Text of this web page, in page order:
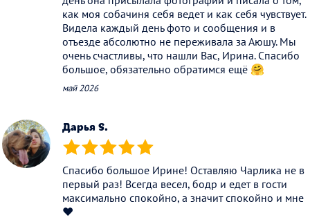
как моя собачиня себя ведет и как себя чувствует.
Видела каждый день фото и сообщения и в
отъезде абсолютно не переживала за Аюшу. Мы
очень счастливы, что нашли Вас, Ирина. Спасибо
большое, обязательно обратимся ещё 🤗
май 2026
Дарья S.
(*) (*) (*) (*) (*)
Спасибо большое Ирине! Оставляю Чарлика не в
первый раз! Всегда весел, бодр и едет в гости
максимально спокойно, а значит спокойно и мне
❤️